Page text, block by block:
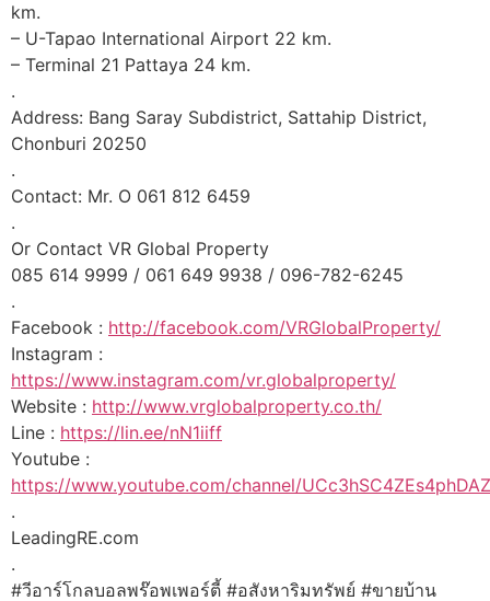
km.
– U-Tapao International Airport 22 km.
– Terminal 21 Pattaya 24 km.
.
Address: Bang Saray Subdistrict, Sattahip District,
Chonburi 20250
.
Contact: Mr. O 061 812 6459
.
Or Contact VR Global Property
085 614 9999 / 061 649 9938 / 096-782-6245
.
Facebook : http://facebook.com/VRGlobalProperty/
Instagram :
https://www.instagram.com/vr.globalproperty/
Website : http://www.vrglobalproperty.co.th/
Line : https://lin.ee/nN1iiff
Youtube :
https://www.youtube.com/channel/
.
LeadingRE.com
.
#วีอาร์โกลบอลพร๊อพเพอร์ตี้ #อสังหาริมทรัพย์ #ขายบ้าน